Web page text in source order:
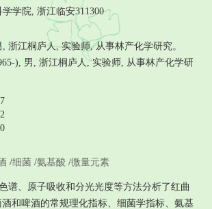
学院, 浙江临安311300
, 浙江桐庐人, 实验师, 从事林产化学研究。
), 男, 浙江桐庐人, 实验师, 从事林产化学研
/细菌 /氨基酸 /微量元素
谱、原子吸收和分光光度等方法分析了红曲
和啤酒的常规理化指标、细菌学指标、氨基